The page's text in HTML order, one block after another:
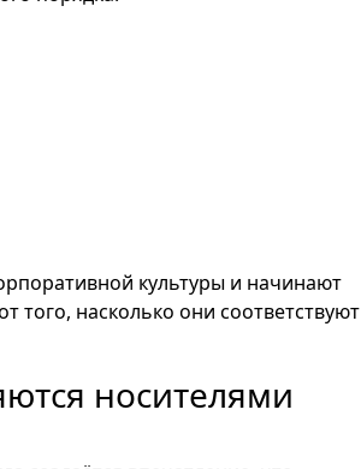
культуры и начинают
того, насколько они соответствуют
носителями